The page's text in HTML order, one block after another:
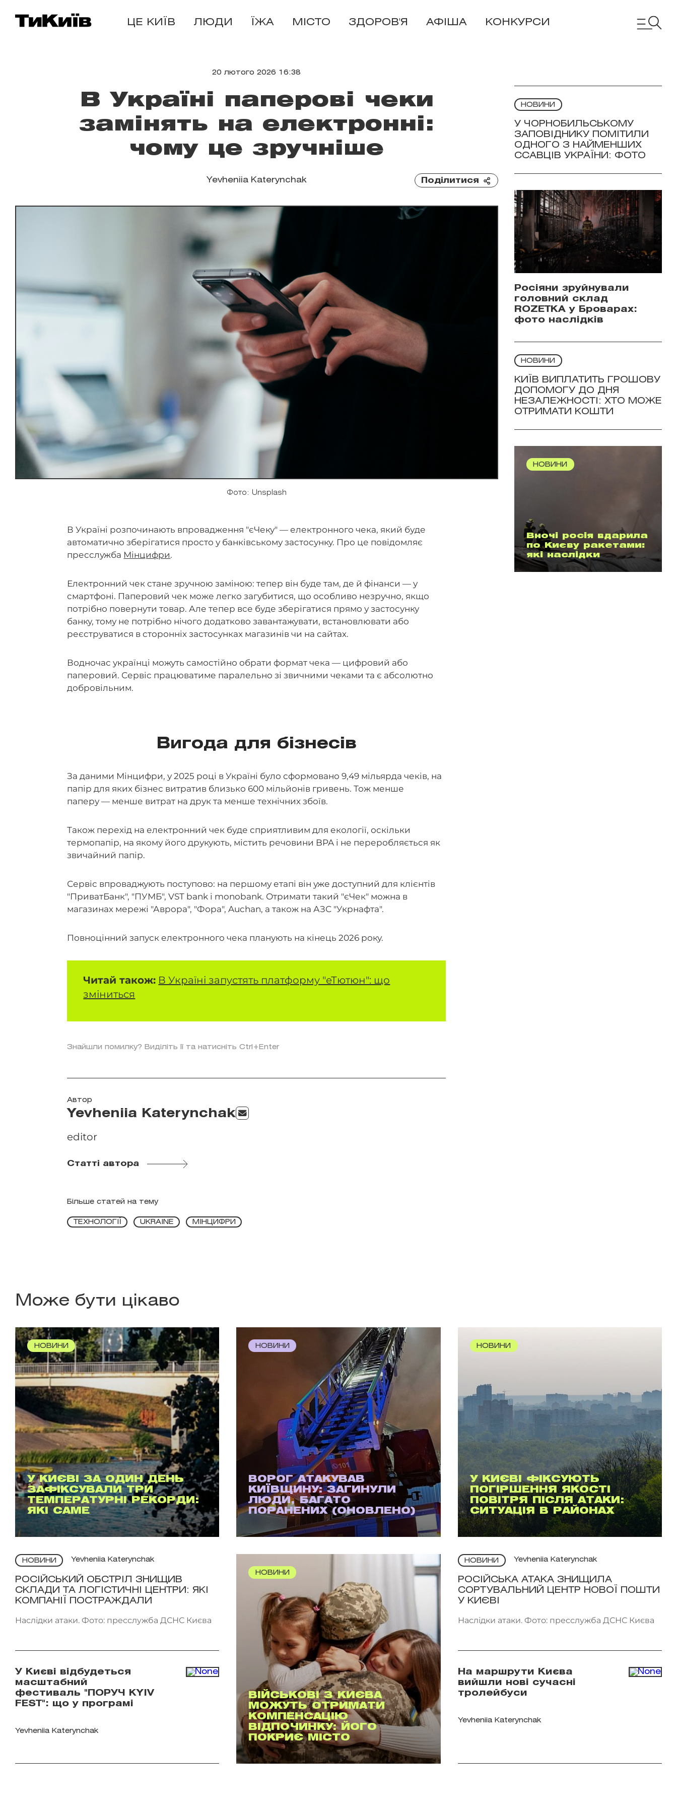
ЦЕ КИЇВ ЛЮДИ ЇЖА МІСТО ЗДОРОВ'Я АФІША КОНКУРСИ
20 лютого 2026 16:38
В Україні паперові чеки
замінять на електронні:
чому це зручніше
Yevheniia Katerynchak Поділитися
Фото: Unsplash
В Україні розпочинають впровадження "єЧеку" — електронного чека, який буде
автоматично зберігатися просто у банківському застосунку. Про це повідомляє
пресслужба Мінцифри.
Електронний чек стане зручною заміною: тепер він буде там, де й фінанси — у
смартфоні. Паперовий чек може легко загубитися, що особливо незручно, якщо
потрібно повернути товар. Але тепер все буде зберігатися прямо у застосунку
банку, тому не потрібно нічого додатково завантажувати, встановлювати або
реєструватися в сторонніх застосунках магазинів чи на сайтах.
Водночас українці можуть самостійно обрати формат чека — цифровий або
паперовий. Сервіс працюватиме паралельно зі звичними чеками та є абсолютно
добровільним.
Вигода для бізнесів
За даними Мінцифри, у 2025 році в Україні було сформовано 9,49 мільярда чеків, на
папір для яких бізнес витратив близько 600 мільйонів гривень. Тож менше
паперу — менше витрат на друк та менше технічних збоїв.
Також перехід на електронний чек буде сприятливим для екології, оскільки
термопапір, на якому його друкують, містить речовини BPA і не переробляється як
звичайний папір.
Сервіс впроваджують поступово: на першому етапі він уже доступний для клієнтів
"ПриватБанк", "ПУМБ", VST bank і monobank. Отримати такий "єЧек" можна в
магазинах мережі "Аврора", "Фора", Auchan, а також на АЗС "Укрнафта".
Повноцінний запуск електронного чека планують на кінець 2026 року.
Читай також: В Україні запустять платформу "еТютюн": що
зміниться
Знайшли помилку? Виділіть її та натисніть Ctrl+Enter
Автор
Yevheniia Katerynchak
editor
Статті автора
Більше статей на тему
ТЕХНОЛОГІЇ UKRAINE МІНЦИФРИ
НОВИНИ
У ЧОРНОБИЛЬСЬКОМУ
ЗАПОВІДНИКУ ПОМІТИЛИ
ОДНОГО З НАЙМЕНШИХ
ССАВЦІВ УКРАЇНИ: ФОТО
Росіяни зруйнували
головний склад
ROZETKA у Броварах:
фото наслідків
НОВИНИ
КИЇВ ВИПЛАТИТЬ ГРОШОВУ
ДОПОМОГУ ДО ДНЯ
НЕЗАЛЕЖНОСТІ: ХТО МОЖЕ
ОТРИМАТИ КОШТИ
НОВИНИ
Вночі росія вдарила
по Києву ракетами:
які наслідки
Може бути цікаво
НОВИНИ
У КИЄВІ ЗА ОДИН ДЕНЬ
ЗАФІКСУВАЛИ ТРИ
ТЕМПЕРАТУРНІ РЕКОРДИ:
ЯКІ САМЕ
НОВИНИ
ВОРОГ АТАКУВАВ
КИЇВЩИНУ: ЗАГИНУЛИ
ЛЮДИ, БАГАТО
ПОРАНЕНИХ (ОНОВЛЕНО)
НОВИНИ
У КИЄВІ ФІКСУЮТЬ
ПОГІРШЕННЯ ЯКОСТІ
ПОВІТРЯ ПІСЛЯ АТАКИ:
СИТУАЦІЯ В РАЙОНАХ
НОВИНИ Yevheniia Katerynchak
РОСІЙСЬКИЙ ОБСТРІЛ ЗНИЩИВ
СКЛАДИ ТА ЛОГІСТИЧНІ ЦЕНТРИ: ЯКІ
КОМПАНІЇ ПОСТРАЖДАЛИ
Наслідки атаки. Фото: пресслужба ДСНС Києва
У Києві відбудеться
масштабний
фестиваль "ПОРУЧ KYIV
FEST": що у програмі
Yevheniia Katerynchak
НОВИНИ
ВІЙСЬКОВІ З КИЄВА
МОЖУТЬ ОТРИМАТИ
КОМПЕНСАЦІЮ
ВІДПОЧИНКУ: ЙОГО
ПОКРИЄ МІСТО
НОВИНИ Yevheniia Katerynchak
РОСІЙСЬКА АТАКА ЗНИЩИЛА
СОРТУВАЛЬНИЙ ЦЕНТР НОВОЇ ПОШТИ
У КИЄВІ
Наслідки атаки. Фото: пресслужба ДСНС Києва
На маршрути Києва
вийшли нові сучасні
тролейбуси
Yevheniia Katerynchak